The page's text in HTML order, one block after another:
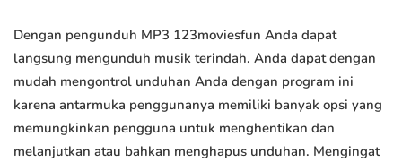
Dengan pengunduh MP3 123moviesfun Anda dapat
langsung mengunduh musik terindah. Anda dapat dengan
mudah mengontrol unduhan Anda dengan program ini
karena antarmuka penggunanya memiliki banyak opsi yang
memungkinkan pengguna untuk menghentikan dan
melanjutkan atau bahkan menghapus unduhan. Mengingat